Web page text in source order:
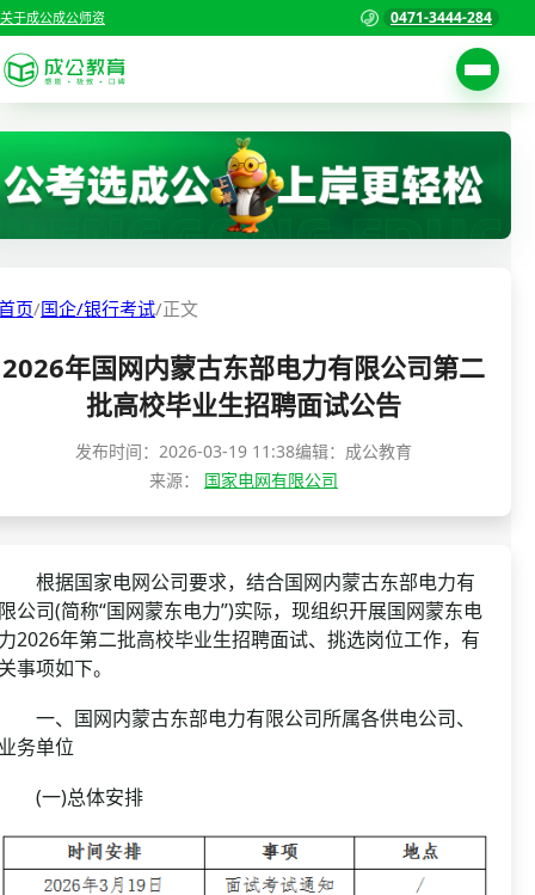
关于成公成公师资 0471-3444-284
考试公告
职位表
准考证打印
考试政策
成绩查询
面试补录
历年真题
公务员课程
首页
国家公务员考试
三支一扶考试
警察/辅警考试
页/国企/银行考试/正文
2026年国网内蒙古东部电力有限公司第二
批高校毕业生招聘面试公告
发布时间： 2026-03-19 11:38编辑：成公教育
来源： 国家电网有限公司
据国家电网公司要求，结合国网内蒙古东部电力有
公司(简称“国网蒙东电力”)实际，现组织开展国网蒙东电
2026年第二批高校毕业生招聘面试、挑选岗位工作，有
事项如下。
、国网内蒙古东部电力有限公司所属各供电公司、
务单位
一)总体安排